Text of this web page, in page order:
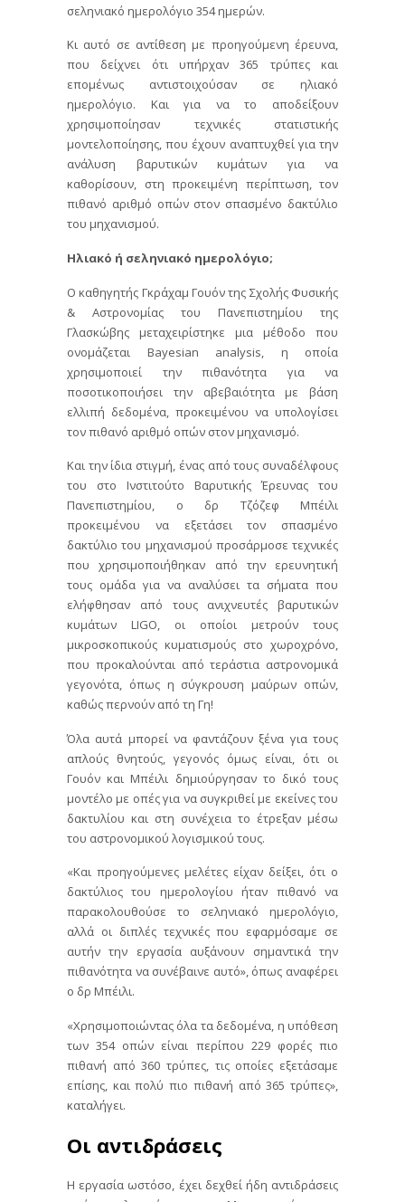
σεληνιακό ημερολόγιο 354 ημερών.
Κι αυτό σε αντίθεση με προηγούμενη έρευνα,
που δείχνει ότι υπήρχαν 365 τρύπες και
επομένως αντιστοιχούσαν σε ηλιακό
ημερολόγιο. Και για να το αποδείξουν
χρησιμοποίησαν τεχνικές στατιστικής
μοντελοποίησης, που έχουν αναπτυχθεί για την
ανάλυση βαρυτικών κυμάτων για να
καθορίσουν, στη προκειμένη περίπτωση, τον
πιθανό αριθμό οπών στον σπασμένο δακτύλιο
του μηχανισμού.
Ηλιακό ή σεληνιακό ημερολόγιο;
Ο καθηγητής Γκράχαμ Γουόν της Σχολής Φυσικής
& Αστρονομίας του Πανεπιστημίου της
Γλασκώβης μεταχειρίστηκε μια μέθοδο που
ονομάζεται Bayesian analysis, η οποία
χρησιμοποιεί την πιθανότητα για να
ποσοτικοποιήσει την αβεβαιότητα με βάση
ελλιπή δεδομένα, προκειμένου να υπολογίσει
τον πιθανό αριθμό οπών στον μηχανισμό.
Και την ίδια στιγμή, ένας από τους συναδέλφους
του στο Ινστιτούτο Βαρυτικής Έρευνας του
Πανεπιστημίου, ο δρ Τζόζεφ Μπέιλι
προκειμένου να εξετάσει τον σπασμένο
δακτύλιο του μηχανισμού προσάρμοσε τεχνικές
που χρησιμοποιήθηκαν από την ερευνητική
τους ομάδα για να αναλύσει τα σήματα που
ελήφθησαν από τους ανιχνευτές βαρυτικών
κυμάτων LIGO, οι οποίοι μετρούν τους
μικροσκοπικούς κυματισμούς στο χωροχρόνο,
που προκαλούνται από τεράστια αστρονομικά
γεγονότα, όπως η σύγκρουση μαύρων οπών,
καθώς περνούν από τη Γη!
Όλα αυτά μπορεί να φαντάζουν ξένα για τους
απλούς θνητούς, γεγονός όμως είναι, ότι οι
Γουόν και Μπέιλι δημιούργησαν το δικό τους
μοντέλο με οπές για να συγκριθεί με εκείνες του
δακτυλίου και στη συνέχεια το έτρεξαν μέσω
του αστρονομικού λογισμικού τους.
«Και προηγούμενες μελέτες είχαν δείξει, ότι ο
δακτύλιος του ημερολογίου ήταν πιθανό να
παρακολουθούσε το σεληνιακό ημερολόγιο,
αλλά οι διπλές τεχνικές που εφαρμόσαμε σε
αυτήν την εργασία αυξάνουν σημαντικά την
πιθανότητα να συνέβαινε αυτό», όπως αναφέρει
ο δρ Μπέιλι.
«Χρησιμοποιώντας όλα τα δεδομένα, η υπόθεση
των 354 οπών είναι περίπου 229 φορές πιο
πιθανή από 360 τρύπες, τις οποίες εξετάσαμε
επίσης, και πολύ πιο πιθανή από 365 τρύπες»,
καταλήγει.
Οι αντιδράσεις
Η εργασία ωστόσο, έχει δεχθεί ήδη αντιδράσεις